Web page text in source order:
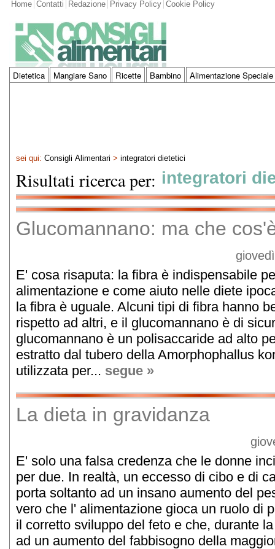
Home Contatti Redazione Privacy Policy Cookie Policy
Dietetica Mangiare Sano Ricette Bambino Alimentazione Speciale
sei qui: Consigli Alimentari > integratori dietetici
Risultati ricerca per: integratori
Glucomannano: ma che
E' cosa risaputa: la fibra è indispensabile
alimentazione e come aiuto nelle diete
la fibra è uguale. Alcuni tipi di fibra hanno
rispetto ad altri, e il glucomannano è di
glucomannano è un polisaccaride ad alto
estratto dal tubero della Amorphophallus
utilizzata per... segue »
La dieta in gravidanza
E' solo una falsa credenza che le donne
per due. In realtà, un eccesso di cibo e di
porta soltanto ad un insano aumento del
vero che l' alimentazione gioca un ruolo di
il corretto sviluppo del feto e che, durante
ad un aumento del fabbisogno della